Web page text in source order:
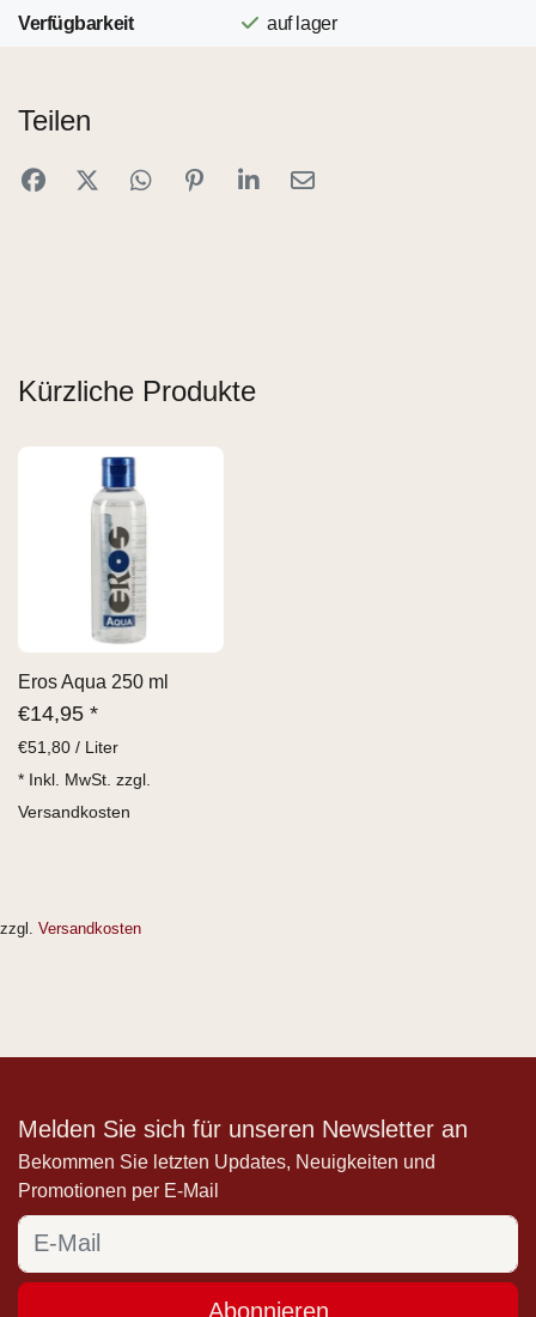
Verfügbarkeit auf lager
Teilen
Kürzliche Produkte
Eros Aqua 250 ml
€14,95 *
€51,80 / Liter
* Inkl. MwSt. zzgl.
Versandkosten
zzgl. Versandkosten
Melden Sie sich für unseren Newsletter an
Bekommen Sie letzten Updates, Neuigkeiten und
Promotionen per E-Mail
Abonnieren